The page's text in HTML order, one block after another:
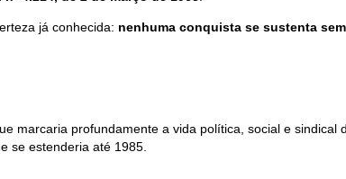
já conhecida: nenhuma conquista se sustenta
marcaria profundamente a vida política, social e sindical
se estenderia até 1985.